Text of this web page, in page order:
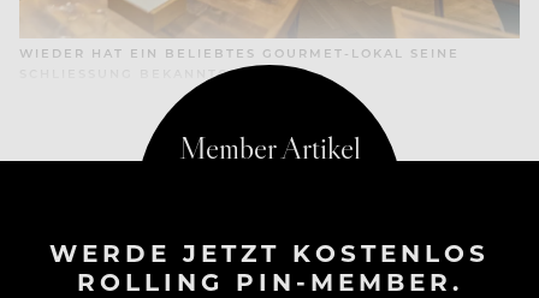
WIEDER HAT EIN BELIEBTES GOURMET-LOKAL SEINE
SCHLIESSUNG BEKANNTGEGEBEN.
WERDE JETZT KOSTENLOS
ROLLING PIN-MEMBER.